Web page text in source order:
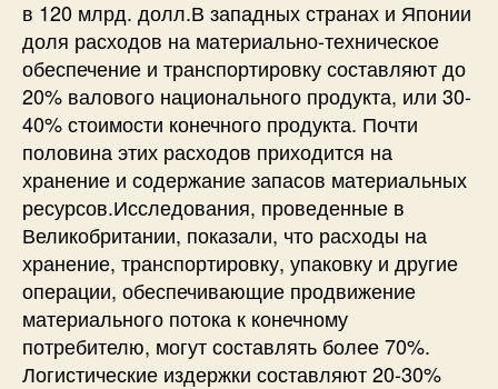
в 120 млрд. долл.В западных странах и Японии
доля расходов на материально-техническое
обеспечение и транспортировку составляют до
20% валового национального продукта, или 30-
40% стоимости конечного продукта. Почти
половина этих расходов приходится на
хранение и содержание запасов материальных
ресурсов.Исследования, проведенные в
Великобритании, показали, что расходы на
хранение, транспортировку, упаковку и другие
операции, обеспечивающие продвижение
материального потока к конечному
потребителю, могут составлять более 70%.
Логистические издержки составляют 20-30%